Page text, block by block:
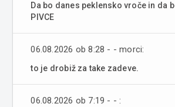
Da bo danes peklensko vroče in da
PIVCE
06.08.2026 ob 8:28 - - morci:
to je drobiž za take zadeve.
06.08.2026 ob 7:19 - - :